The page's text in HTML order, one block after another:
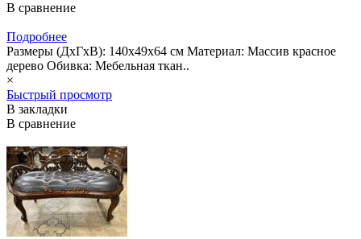
В сравнение
Подробнее
Размеры (ДхГхВ): 140х49х64 см Материал: Массив красное
дерево Обивка: Мебельная ткан..
×
Быстрый просмотр
В закладки
В сравнение